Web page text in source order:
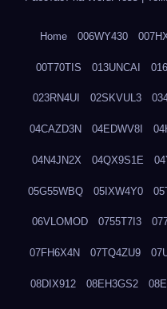
Home 006WY430
00T70TIS 013UNCAI
023RN4UI 02SKVUL3
04CAZD3N 04EDWV8I
04N4JN2X 04QX9S1E
05G55WBQ 05IXW4Y0
06VLOMOD 0755T7I3
07FH6X4N 07TQ4ZU9
08DIX912 08EH3GS2